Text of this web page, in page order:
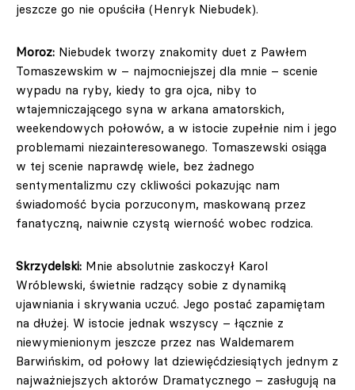
jeszcze go nie opuściła (Henryk Niebudek).
Moroz: Niebudek tworzy znakomity duet z Pawłem
Tomaszewskim w – najmocniejszej dla mnie – scenie
wypadu na ryby, kiedy to gra ojca, niby to
wtajemniczającego syna w arkana amatorskich,
weekendowych połowów, a w istocie zupełnie nim i jego
problemami niezainteresowanego. Tomaszewski osiąga
w tej scenie naprawdę wiele, bez żadnego
sentymentalizmu czy ckliwości pokazując nam
świadomość bycia porzuconym, maskowaną przez
fanatyczną, naiwnie czystą wierność wobec rodzica.
Skrzydelski: Mnie absolutnie zaskoczył Karol
Wróblewski, świetnie radzący sobie z dynamiką
ujawniania i skrywania uczuć. Jego postać zapamiętam
na dłużej. W istocie jednak wszyscy – łącznie z
niewymienionym jeszcze przez nas Waldemarem
Barwińskim, od połowy lat dziewięćdziesiątych jednym z
najważniejszych aktorów Dramatycznego – zasługują na